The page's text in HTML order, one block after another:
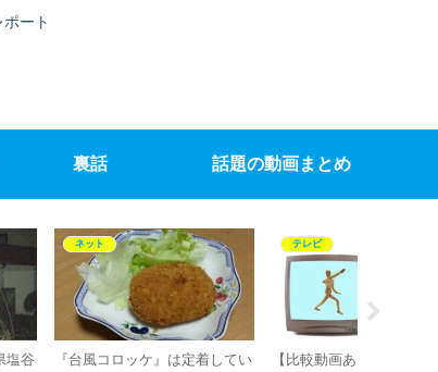
ート
裏話 話題の動画まとめ
ン3世？横浜で時価2
テレビ
『練馬のハッピービッチ』こと